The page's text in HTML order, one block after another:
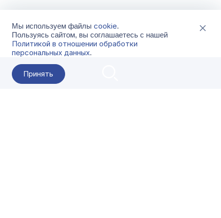
Мы используем файлы cookie.
Пользуясь сайтом, вы соглашаетесь с нашей
Политикой в отношении обработки
персональных данных.
Принять